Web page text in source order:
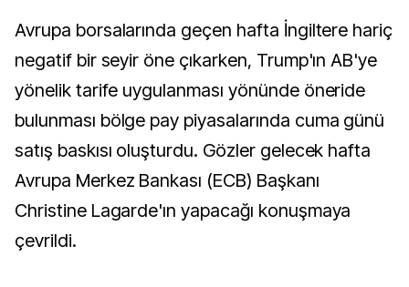
Avrupa borsalarında geçen hafta İngiltere hariç
negatif bir seyir öne çıkarken, Trump'ın AB'ye
yönelik tarife uygulanması yönünde öneride
bulunması bölge pay piyasalarında cuma günü
satış baskısı oluşturdu. Gözler gelecek hafta
Avrupa Merkez Bankası (ECB) Başkanı
Christine Lagarde'ın yapacağı konuşmaya
çevrildi.